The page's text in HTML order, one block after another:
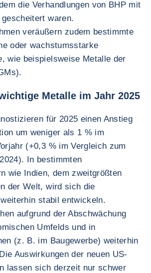
die Verhandlungen von BHP mit
waren.
veräußern zudem bestimmte
oder wachstumsstarke
wie beispielsweise Metalle der
Metalle im Jahr 2025
für 2025 einen Anstieg
um weniger als 1 % im
(+0,3 % im Vergleich zum
In bestimmten
wie Indien, dem zweitgrößten
der Welt, wird sich die
stabil entwickeln.
aufgrund der Abschwächung
Umfelds und in
(z. B. im Baugewerbe) weiterhin
Auswirkungen der neuen US-
lassen sich derzeit nur schwer